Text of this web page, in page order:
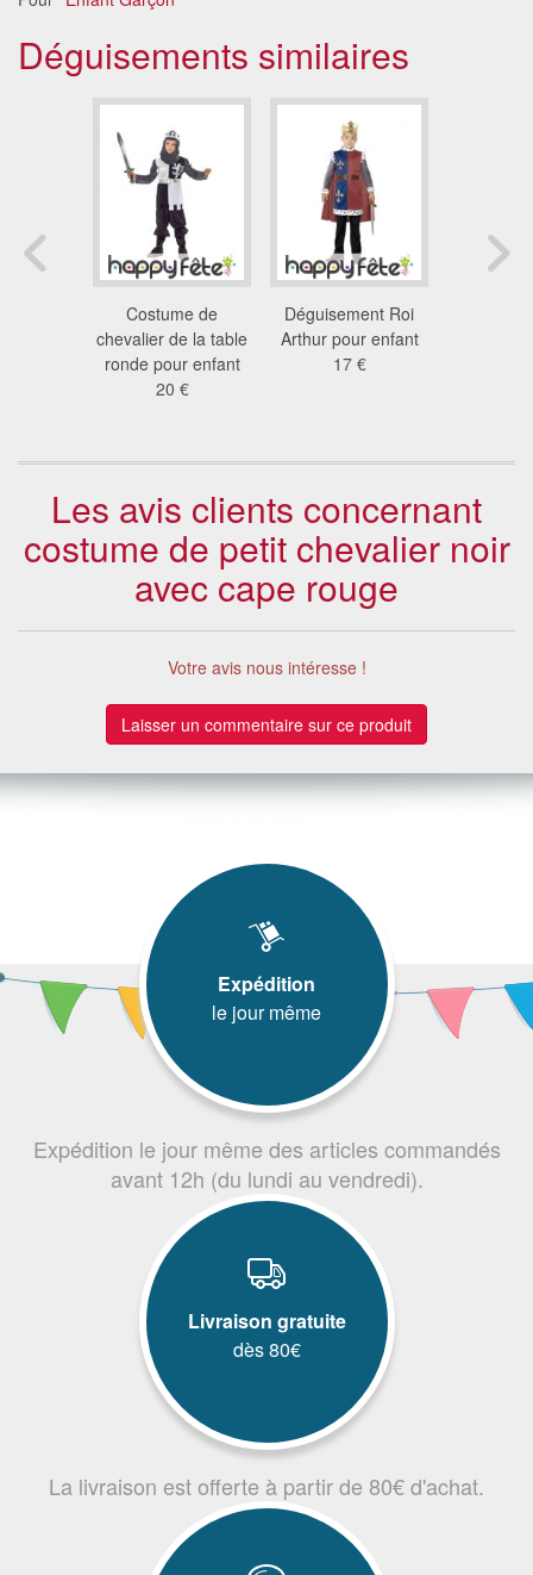
Déguisements similaires
Costume de
chevalier de la table
ronde pour enfant
20 €
Déguisement Roi
Arthur pour enfant
17 €
Les avis clients concernant
costume de petit chevalier noir
avec cape rouge
Votre avis nous intéresse !
Laisser un commentaire sur ce produit
Expédition
le jour même
Expédition le jour même des articles commandés
avant 12h (du lundi au vendredi).
Livraison gratuite
dès 80€
La livraison est offerte à partir de 80€ d'achat.